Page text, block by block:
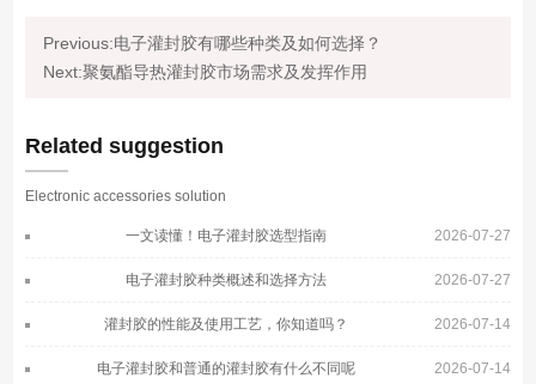
Previous:电子灌封胶有哪些种类及如何选择？
Next:聚氨酯导热灌封胶市场需求及发挥作用
Related suggestion
Electronic accessories solution
2026-07-27
一文读懂！电子灌封胶选型指南
2026-07-27
电子灌封胶种类概述和选择方法
2026-07-14
灌封胶的性能及使用工艺，你知道吗？
2026-07-14
电子灌封胶和普通的灌封胶有什么不同呢